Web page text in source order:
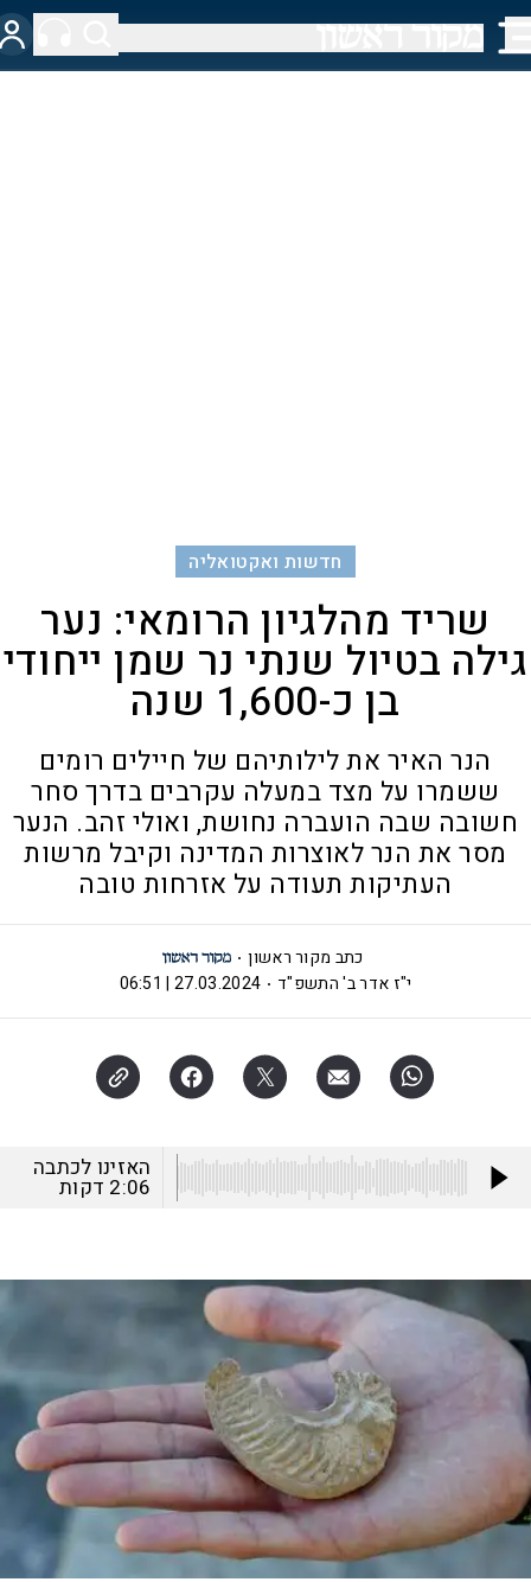
חדשות ואקטואליה
שריד מהלגיון הרומאי: נער
גילה בטיול שנתי נר שמן ייחודי
בן כ-1,600 שנה
הנר האיר את לילותיהם של חיילים רומים
ששמרו על מצד במעלה עקרבים בדרך סחר
חשובה שבה הועברה נחושת, ואולי זהב. הנער
מסר את הנר לאוצרות המדינה וקיבל מרשות
העתיקות תעודה על אזרחות טובה
כתב מקור ראשון
י"ז אדר ב' התשפ"ד
27.03.2024 | 06:51
האזינו לכתבה
2:06 דקות